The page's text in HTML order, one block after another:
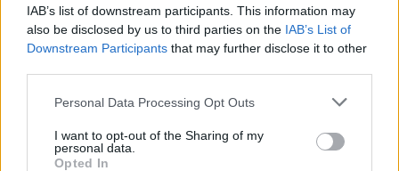
IAB’s list of downstream participants. This information may
also be disclosed by us to third parties on the IAB’s List of
Downstream Participants that may further disclose it to other
Personal Data Processing Opt Outs
I want to opt-out of the Sharing of my
personal data.
Opted In